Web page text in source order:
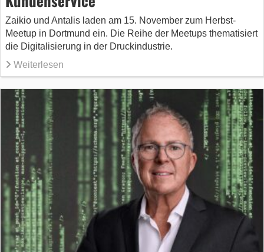
Zaikio und Antalis laden am 15. November zum Herbst-
Meetup in Dortmund ein. Die Reihe der Meetups thematisiert
die Digitalisierung in der Druckindustrie.
Weiterlesen